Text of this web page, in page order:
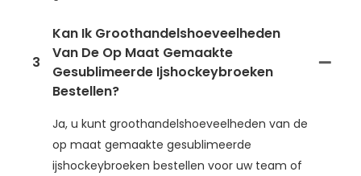
3
Kan Ik Groothandelshoeveelheden
Van De Op Maat Gemaakte
Gesublimeerde Ijshockeybroeken
Bestellen?
Ja, u kunt groothandelshoeveelheden van de
op maat gemaakte gesublimeerde
ijshockeybroeken bestellen voor uw team of